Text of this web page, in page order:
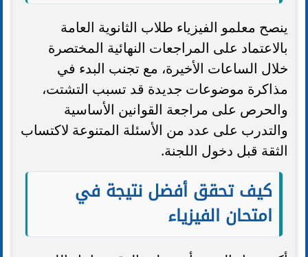
ينصح معلمو الفيزياء طلاب الثانوية العامة
بالاعتماد على المراجعات النهائية المختصرة
خلال الساعات الأخيرة، مع تجنب البدء في
مذاكرة موضوعات جديدة قد تسبب التشتت،
والحرص على مراجعة القوانين الأساسية
والتدرب على عدد من الأسئلة المتنوعة لاكتساب
الثقة قبل دخول اللجنة.
كيف تحقق أفضل نتيجة في
امتحان الفيزياء